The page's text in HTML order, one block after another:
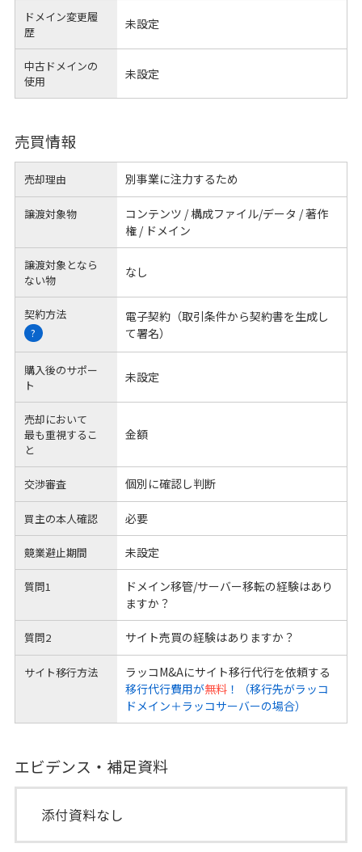
ドメイン変更履
歴
未設定
中古ドメインの
使用
未設定
売買情報
売却理由 別事業に注力するため
譲渡対象物
コンテンツ / 構成ファイル/データ / 著作
権 / ドメイン
譲渡対象となら
ない物
なし
契約方法
?
電子契約（取引条件から契約書を生成し
て署名）
購入後のサポー
ト
未設定
売却において
最も重視するこ
と
金額
交渉審査 個別に確認し判断
買主の本人確認 必要
競業避止期間 未設定
質問1
ドメイン移管/サーバー移転の経験はあり
ますか？
質問2 サイト売買の経験はありますか？
サイト移行方法
ラッコM&Aにサイト移行代行を依頼する
移行代行費用が無料！（移行先がラッコ
ドメイン＋ラッコサーバーの場合）
エビデンス・補足資料
添付資料なし